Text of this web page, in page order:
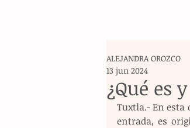
¿Qué es
ALEJANDRA OROZCO
13 jun 2024
Tuxtla.- En esta
entrada, es